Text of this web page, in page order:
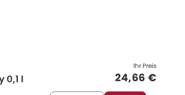
l
Ihr Preis
24,66 €